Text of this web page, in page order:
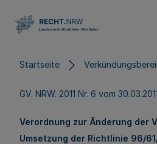
Startseite
GV. NRW. 2011 Nr. 6 vom
Verordnung zur Änderung der
Umsetzung der Richtlinie 96/